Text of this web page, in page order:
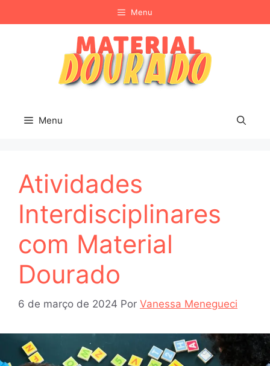
para
Menu
Menu
Atividades
Interdisciplinares
com Material
Dourado
6 de março de 2024 Por Vanessa Menegueci